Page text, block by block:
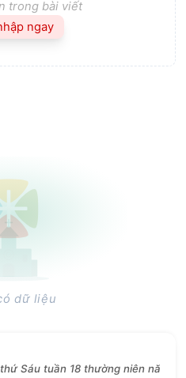
trong bài viết
ngay
dữ liệu
Sáu tuần 18 thường niên nă